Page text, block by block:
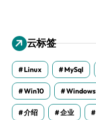
云标签
Linux MySql
Win10 Windows
介绍 企业